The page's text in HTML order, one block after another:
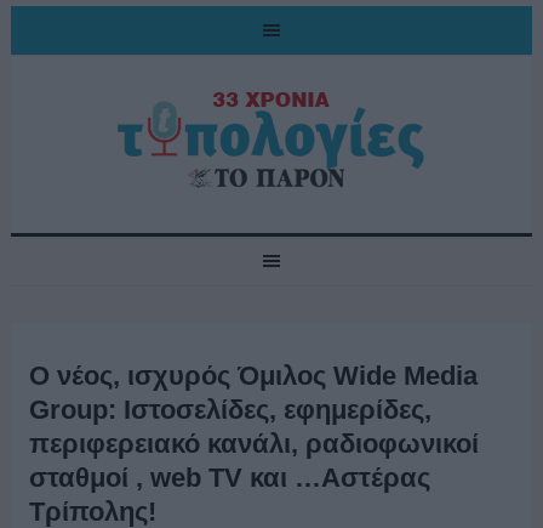
Ο νέος, ισχυρός Όμιλος Wide Media
Group: Ιστοσελίδες, εφημερίδες,
περιφερειακό κανάλι, ραδιοφωνικοί
σταθμοί , web TV και …Αστέρας
Τρίπολης!